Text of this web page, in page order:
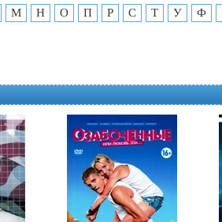
М Н О П Р С Т У Ф